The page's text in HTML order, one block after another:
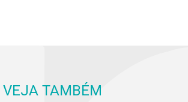
VEJA TAMBÉM